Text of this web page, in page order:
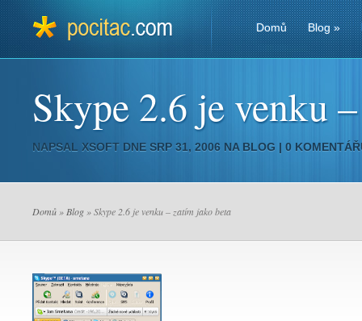
Domů Blog»
Skype 2.6 je venku
NAPSAL XSOFT DNE SRP 31, 2006 NA BLOG | 0
Domů » Blog » Skype 2.6 je venku – zatím jako beta